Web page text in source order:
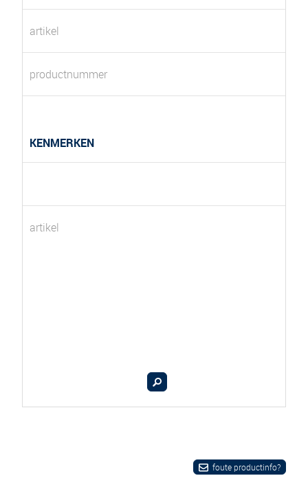
artikel
productnummer
KENMERKEN
artikel
foute productinfo?